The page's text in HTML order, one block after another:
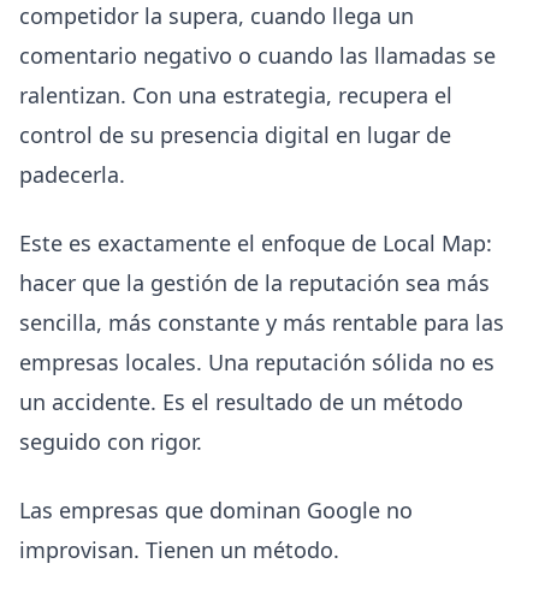
competidor la supera, cuando llega un
comentario negativo o cuando las llamadas se
ralentizan. Con una estrategia, recupera el
control de su presencia digital en lugar de
padecerla.
Este es exactamente el enfoque de Local Map:
hacer que la gestión de la reputación sea más
sencilla, más constante y más rentable para las
empresas locales. Una reputación sólida no es
un accidente. Es el resultado de un método
seguido con rigor.
Las empresas que dominan Google no
improvisan. Tienen un método.